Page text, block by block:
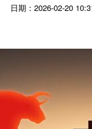
日期：2026-02-20